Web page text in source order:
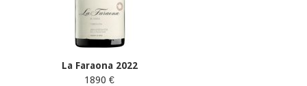
La Faraona 2022
1890 €